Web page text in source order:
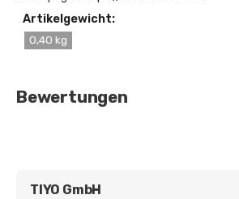
Artikelgewicht:
0,40 kg
Bewertungen
TIYO GmbH